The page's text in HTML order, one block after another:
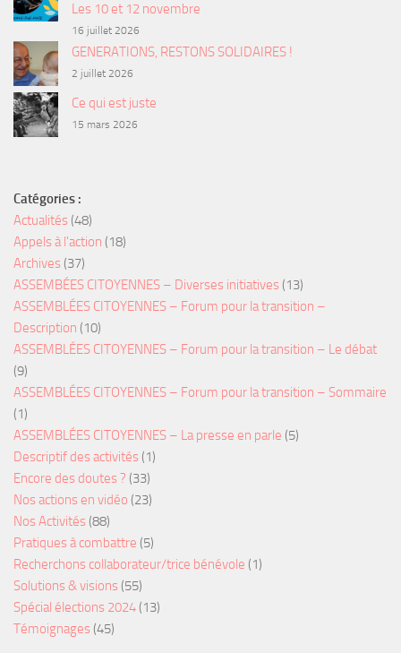
Les 10 et 12 novembre
16 juillet 2026
GENERATIONS, RESTONS SOLIDAIRES !
2 juillet 2026
Ce qui est juste
15 mars 2026
Catégories :
Actualités (48)
Appels à l'action (18)
Archives (37)
ASSEMBÉES CITOYENNES – Diverses initiatives (13)
ASSEMBLÉES CITOYENNES – Forum pour la transition –
Description (10)
ASSEMBLÉES CITOYENNES – Forum pour la transition – Le débat
(9)
ASSEMBLÉES CITOYENNES – Forum pour la transition – Sommaire
(1)
ASSEMBLÉES CITOYENNES – La presse en parle (5)
Descriptif des activités (1)
Encore des doutes ? (33)
Nos actions en vidéo (23)
Nos Activités (88)
Pratiques à combattre (5)
Recherchons collaborateur/trice bénévole (1)
Solutions & visions (55)
Spécial élections 2024 (13)
Témoignages (45)